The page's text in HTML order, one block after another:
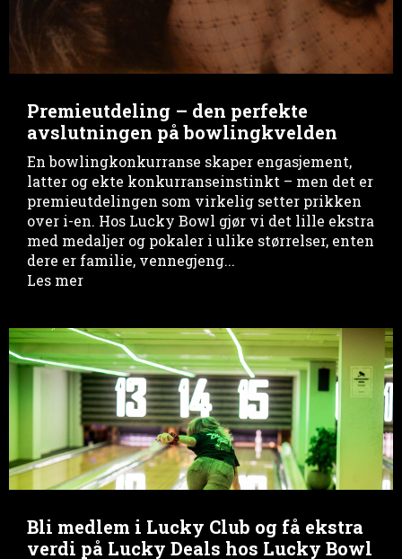
Premieutdeling – den perfekte
avslutningen på bowlingkvelden
En bowlingkonkurranse skaper engasjement,
latter og ekte konkurranseinstinkt – men det er
premieutdelingen som virkelig setter prikken
over i-en. Hos Lucky Bowl gjør vi det lille ekstra
med medaljer og pokaler i ulike størrelser, enten
dere er familie, vennegjeng...
Les mer
Bli medlem i Lucky Club og få ekstra
verdi på Lucky Deals hos Lucky Bowl